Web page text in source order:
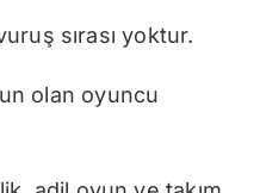
sırası yoktur.
olan oyuncu